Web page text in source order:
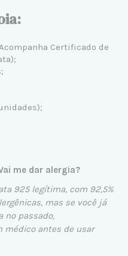
Certificado de
me dar alergia?
925 legítima, com 92,5%
mas se você já
no passado,
médico antes de usar